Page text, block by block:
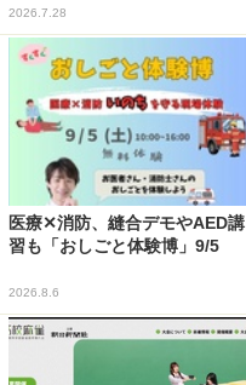
2026.7.28
医療✕消防、縫合デモやAED講
習も「おしごと体験博」9/5
2026.8.6